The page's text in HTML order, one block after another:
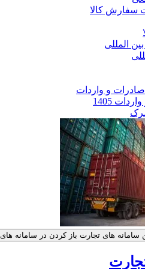
سفارش کالا
المللی
صادرات و واردات
1405
سامانه های تجارت باز کردن در سامانه